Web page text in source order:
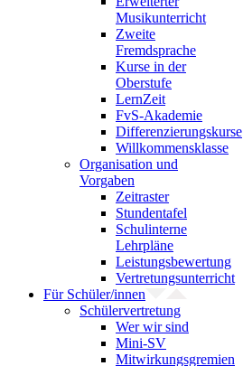
Musikunterricht
Zweite
Fremdsprache
Kurse in der
Oberstufe
LernZeit
FvS-Akademie
Differenzierungskurse
Willkommensklasse
Organisation und
Vorgaben
Zeitraster
Stundentafel
Schulinterne
Lehrpläne
Leistungsbewertung
Vertretungsunterricht
Für Schüler/innen
Schülervertretung
Wer wir sind
Mini-SV
Mitwirkungsgremien